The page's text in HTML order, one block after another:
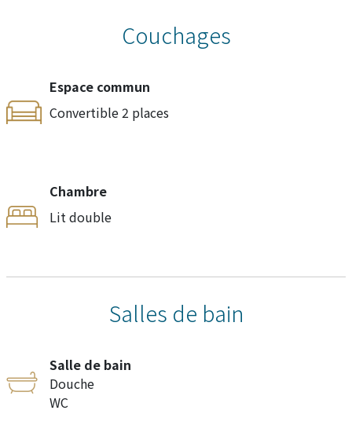
Couchages
Espace commun
Convertible 2 places
Chambre
Lit double
Salles de bain
Salle de bain
Douche
WC